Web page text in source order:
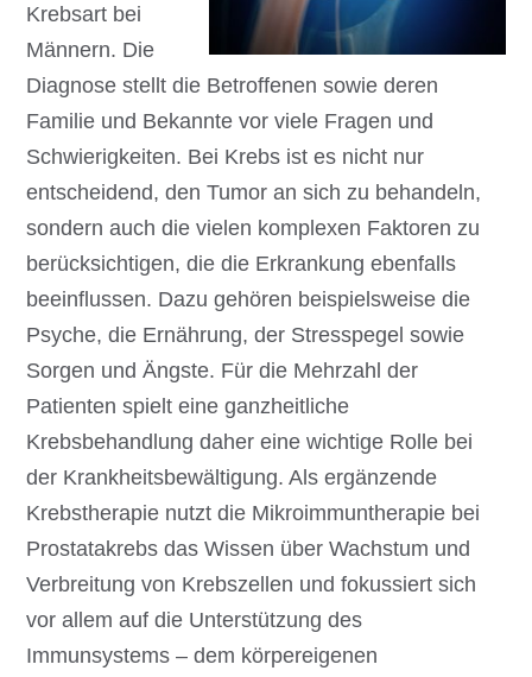
Krebsart bei
Männern. Die
Diagnose stellt die Betroffenen sowie deren
Familie und Bekannte vor viele Fragen und
Schwierigkeiten. Bei Krebs ist es nicht nur
entscheidend, den Tumor an sich zu behandeln,
sondern auch die vielen komplexen Faktoren zu
berücksichtigen, die die Erkrankung ebenfalls
beeinflussen. Dazu gehören beispielsweise die
Psyche, die Ernährung, der Stresspegel sowie
Sorgen und Ängste. Für die Mehrzahl der
Patienten spielt eine ganzheitliche
Krebsbehandlung daher eine wichtige Rolle bei
der Krankheitsbewältigung. Als ergänzende
Krebstherapie nutzt die Mikroimmuntherapie bei
Prostatakrebs das Wissen über Wachstum und
Verbreitung von Krebszellen und fokussiert sich
vor allem auf die Unterstützung des
Immunsystems – dem körpereigenen